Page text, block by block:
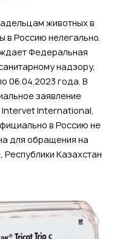
животных в
в Россию нелегально.
Федеральная
надзору,
06.04.2023 года. В
заявление
Intervet International,
в Россию не
для обращения на
Республики Казахстан